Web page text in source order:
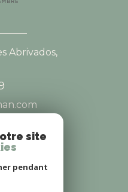
Abrivados,
site
pendant